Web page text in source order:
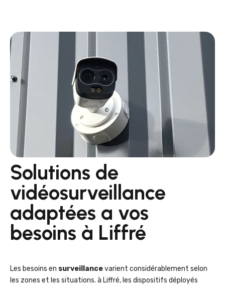
Solutions de
vidéosurveillance
adaptées a vos
besoins à Liffré
Les besoins en surveillancevarient considérablement selon
les zones et les situations. à Liffré, les dispositifs déployés